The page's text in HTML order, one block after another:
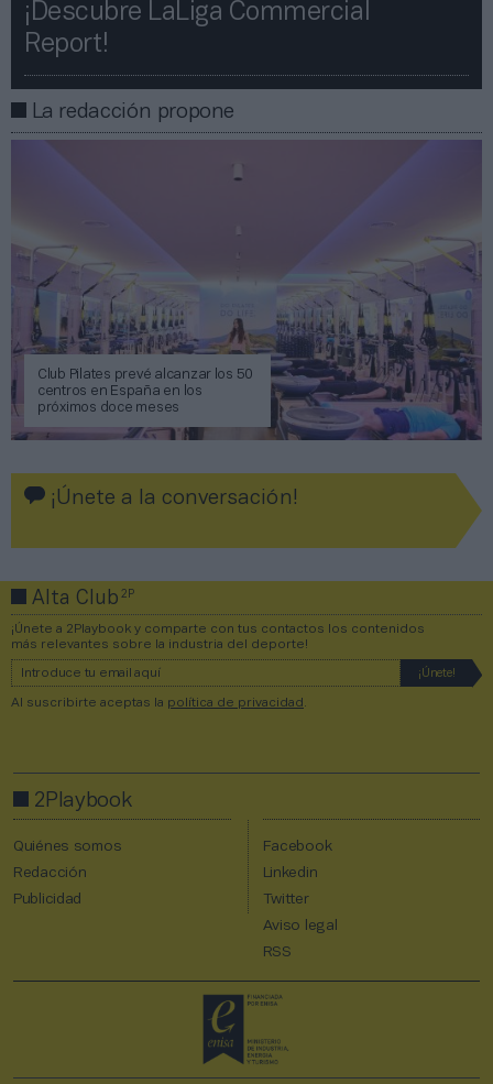
¡Descubre LaLiga Commercial
Report!​​
La redacción propone
Club Pilates prevé alcanzar los 50
centros en España en los
próximos doce meses
¡Únete a la conversación!
Alta Club2P
¡Únete a 2Playbook y comparte con tus contactos los contenidos
más relevantes sobre la industria del deporte!
Al suscribirte aceptas la política de privacidad
2Playbook
Quiénes somos
Redacción
Publicidad
Facebook
Linkedin
Twitter
Aviso legal
RSS